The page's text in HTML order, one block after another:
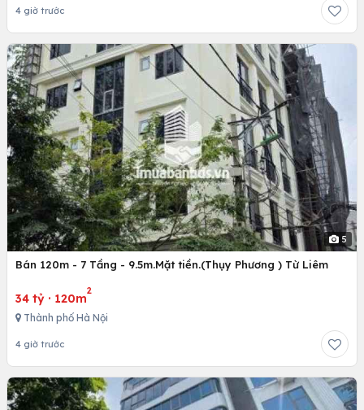
4 giờ trước
5
Bán 120m - 7 Tầng - 9.5m.Mặt tiền.(Thụy Phương ) Từ Liêm
34 tỷ · 120m
2
Thành phố Hà Nội
4 giờ trước